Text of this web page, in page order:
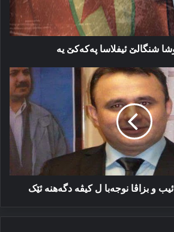
شنگالێ ئیفلاسا پەکەکێ یە
و بزاڤا نوجەبا ل کیڤە دگەھنە ئێک